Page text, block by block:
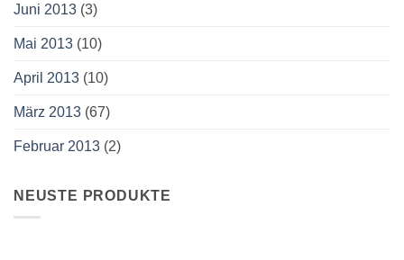
Juni 2013 (3)
Mai 2013 (10)
April 2013 (10)
März 2013 (67)
Februar 2013 (2)
NEUSTE PRODUKTE